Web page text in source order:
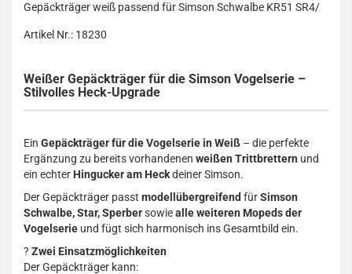
Gepäckträger weiß passend für Simson Schwalbe KR51 SR4/
Artikel Nr.: 18230
Weißer Gepäckträger für die Simson Vogelserie –
Stilvolles Heck-Upgrade
Ein Gepäckträger für die Vogelserie in Weiß – die perfekte
Ergänzung zu bereits vorhandenen weißen Trittbrettern und
ein echter Hingucker am Heckdeiner Simson.
Der Gepäckträger passt modellübergreifend fürSimson
Schwalbe, Star, Sperbersowiealle weiteren Mopeds der
Vogelserie und fügt sich harmonisch ins Gesamtbild ein.
? Zwei Einsatzmöglichkeiten
Der Gepäckträger kann: